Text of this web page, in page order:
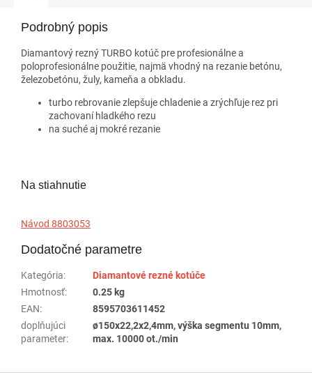
Podrobný popis
Diamantový rezný TURBO kotúč pre profesionálne a
poloprofesionálne použitie, najmä vhodný na rezanie betónu,
železobetónu, žuly, kameňa a obkladu.
turbo rebrovanie zlepšuje chladenie a zrýchľuje rez pri
zachovaní hladkého rezu
na suché aj mokré rezanie
Na stiahnutie
Návod 8803053
Dodatočné parametre
Kategória:
Diamantové rezné kotúče
Hmotnosť:
0.25 kg
EAN:
8595703611452
doplňujúci
parameter:
ø150x22,2x2,4mm, výška segmentu 10mm,
max. 10000 ot./min